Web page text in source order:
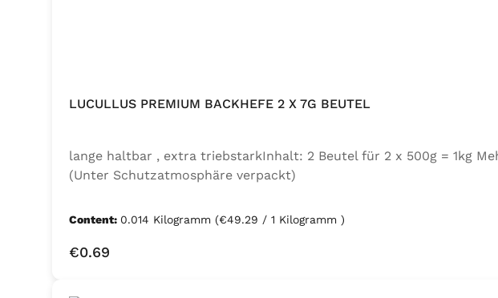
LUCULLUS PREMIUM BACKHEFE 2 X 7G BEUTEL
lange haltbar , extra triebstarkInhalt: 2 Beutel für 2 x 500g = 1kg
(Unter Schutzatmosphäre verpackt)
Content: 0.014 Kilogramm (€49.29 / 1 Kilogramm )
Regular price:
€0.69